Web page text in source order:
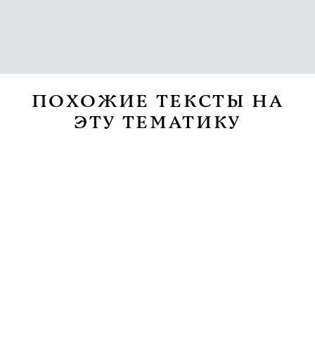
ПОХОЖИЕ ТЕКСТЫ НА
ЭТУ ТЕМАТИКУ